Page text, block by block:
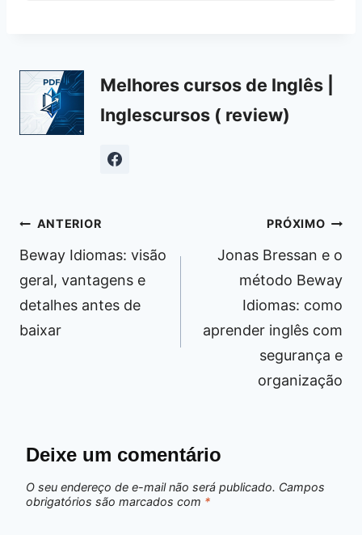
Melhores cursos de Inglês |
Inglescursos ( review)
Navegação
de
Post
ANTERIOR
Beway Idiomas: visão
geral, vantagens e
detalhes antes de
baixar
PRÓXIMO
Jonas Bressan e o
método Beway
Idiomas: como
aprender inglês com
segurança e
organização
Deixe um comentário
O seu endereço de e-mail não será publicado. Campos
obrigatórios são marcados com *